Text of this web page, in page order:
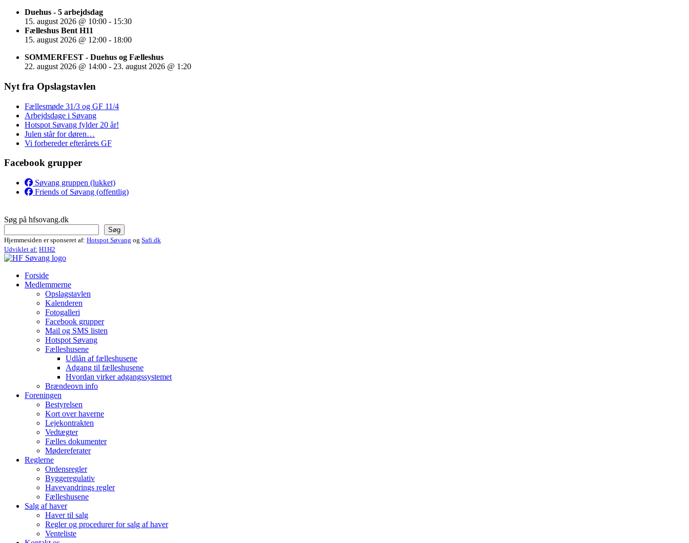
Duehus - 5 arbejdsdag
15. august 2026 @ 10:00 - 15:30
Fælleshus Bent H11
15. august 2026 @ 12:00 - 18:00
SOMMERFEST - Duehus og Fælleshus
22. august 2026 @ 14:00 - 23. august 2026 @ 1:20
Nyt fra Opslagstavlen
Fællesmøde 31/3 og GF 11/4
Arbejdsdage i Søvang
Hotspot Søvang fylder 20 år!
Julen står for døren…
Vi forbereder efterårets GF
Facebook grupper
Søvang gruppen (lukket)
Friends of Søvang (offentlig)
Søg på hfsovang.dk
Søg
Hjemmesiden er sponseret af: Hotspot Søvang og Safi.dk
Udviklet af: H1H2
Forside
Medlemmerne
Opslagstavlen
Kalenderen
Fotogalleri
Facebook grupper
Mail og SMS listen
Hotspot Søvang
Fælleshusene
Udlån af fælleshusene
Adgang til fælleshusene
Hvordan virker adgangssystemet
Brændeovn info
Foreningen
Bestyrelsen
Kort over haverne
Lejekontrakten
Vedtægter
Fælles dokumenter
Mødereferater
Reglerne
Ordensregler
Byggeregulativ
Havevandrings regler
Fælleshusene
Salg af haver
Haver til salg
Regler og procedurer for salg af haver
Venteliste